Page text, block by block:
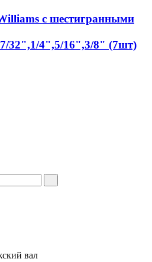
с шестигранными
32",1/4",5/16",3/8" (7шт)
вал